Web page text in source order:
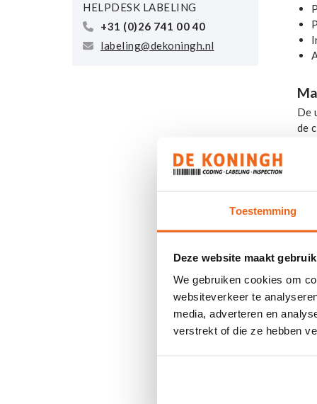
Toestemming
Deze website maakt
We gebruiken cookies om
websiteverkeer te
media, adverteren en
verstrekt of die ze hebben
HELPDESK LABELING
+31 (0)26 741 00 40
labeling@dekoningh.nl
De
de